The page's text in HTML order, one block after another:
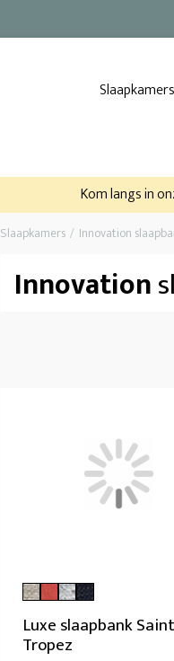
Kom langs in
Slaapkamers Innovation
Innovation
Luxe slaapbank
Tropez